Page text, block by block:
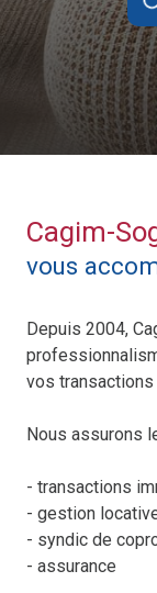
Cagim-
vous
Depuis 2004,
vos
Nous assurons
- transactions
- gestion
- syndic de
- assurance